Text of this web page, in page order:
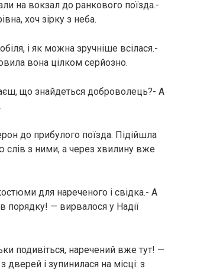
на вокзал до ранкового поїзда.-
хоч зірку з неба.
і як можна зручніше всілася.-
вона цілком серйозно.
що знайдеться доброволець?- А
до прибулого поїзда. Підійшла
слів з ними, а через хвилину вже
для нареченого і свідка.- А
порядку! — вирвалося у Надії
подивіться, наречений вже тут! —
дверей і зупинилася на місці: з